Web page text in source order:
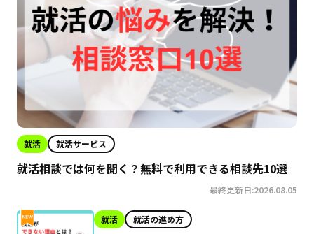
就活 就活サービス
就活相談では何を聞く？無料で利用できる相談先10選
最終更新日:2026.08.05
就活 就活の進め方